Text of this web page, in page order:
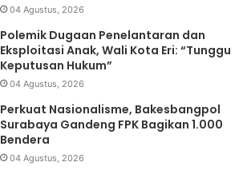
04 Agustus, 2026
Polemik Dugaan Penelantaran dan
Eksploitasi Anak, Wali Kota Eri: “Tunggu
Keputusan Hukum”
04 Agustus, 2026
Perkuat Nasionalisme, Bakesbangpol
Surabaya Gandeng FPK Bagikan 1.000
Bendera
04 Agustus, 2026